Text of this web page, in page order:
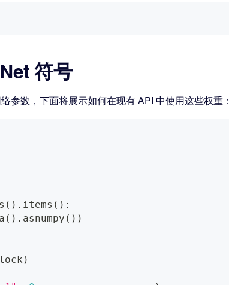
符号
参数，下面将展示如何在现有 API 中使用这些权重：
( ) . items ( ) :
( ) . asnumpy ( ) )
)